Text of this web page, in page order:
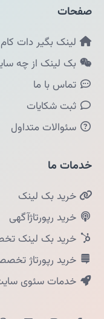
صفحات
لینک بگیر دات کام
بک لینک از چه
تماس با ما
ثبت شکایات
سئوالات متداول
خدمات ما
خرید بک لینک
خرید رپورتاژآگهی
خرید بک لینک
خرید رپورتاژ
خدمات سئوی